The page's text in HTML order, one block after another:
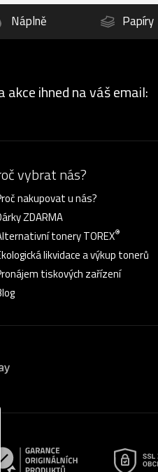
Náplně Papíry
akce ihned na váš email:
vybrat nás?
nakupovat u nás?
ZDARMA
tonery TOREX®
likvidace a výkup tonerů
tiskových zařízení